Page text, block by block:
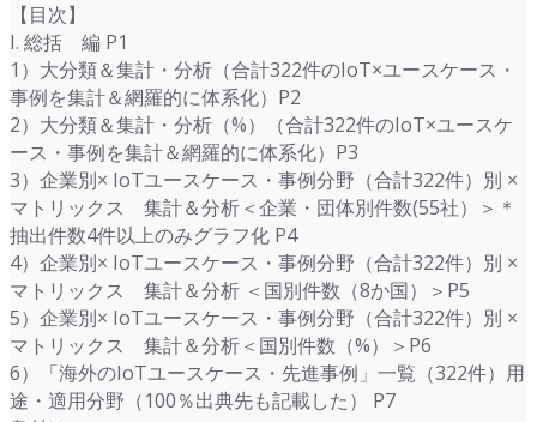
【目次】
I. 総括 編 P1
1）大分類＆集計・分析（合計322件のIoT×ユースケース・
事例を集計＆網羅的に体系化）P2
2）大分類＆集計・分析（%）（合計322件のIoT×ユースケ
ース・事例を集計＆網羅的に体系化）P3
3）企業別× IoTユースケース・事例分野（合計322件）別 ×
マトリックス 集計＆分析＜企業・団体別件数(55社）＞＊
抽出件数4件以上のみグラフ化 P4
4）企業別× IoTユースケース・事例分野（合計322件）別 ×
マトリックス 集計＆分析 ＜国別件数（8か国）＞P5
5）企業別× IoTユースケース・事例分野（合計322件）別 ×
マトリックス 集計＆分析＜国別件数（%）＞P6
6）「海外のIoTユースケース・先進事例」一覧（322件）用
途・適用分野（100％出典先も記載した） P7